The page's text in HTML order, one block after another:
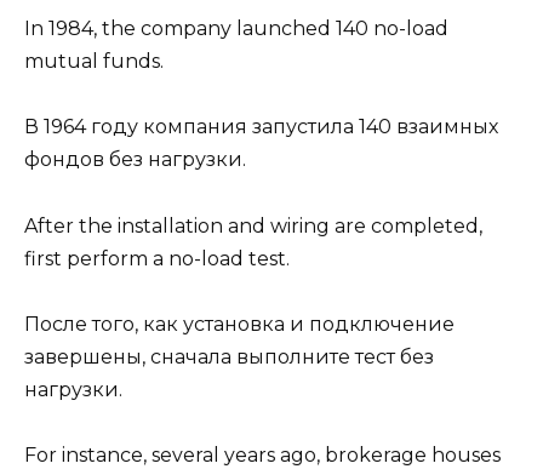
In 1984, the company launched 140 no-load
mutual funds.
В 1964 году компания запустила 140 взаимных
фондов без нагрузки.
After the installation and wiring are completed,
first perform a no-load test.
После того, как установка и подключение
завершены, сначала выполните тест без
нагрузки.
For instance, several years ago, brokerage houses